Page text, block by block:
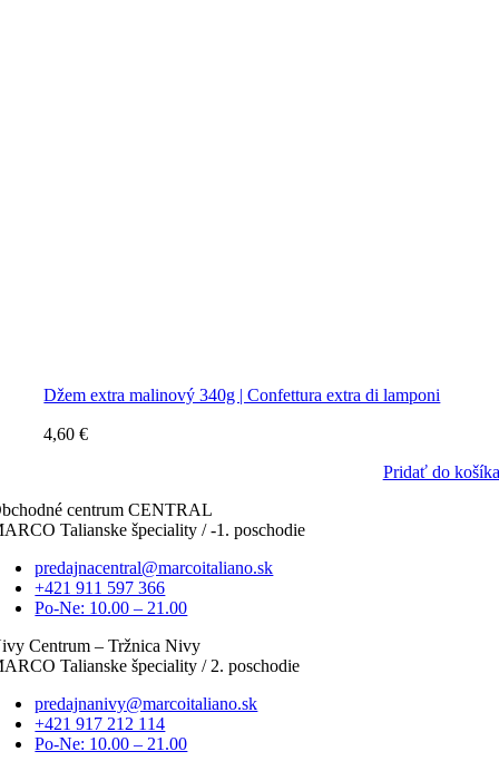
Džem extra malinový 340g | Confettura extra di lamponi
4,60€
Pridať do košíka
centrum CENTRAL
Talianske špeciality / -1. poschodie
predajnacentral@marcoitaliano.sk
+421 911 597 366
Po-Ne: 10.00 – 21.00
Centrum – Tržnica Nivy
Talianske špeciality / 2. poschodie
predajnanivy@marcoitaliano.sk
+421 917 212 114
Po-Ne: 10.00 – 21.00